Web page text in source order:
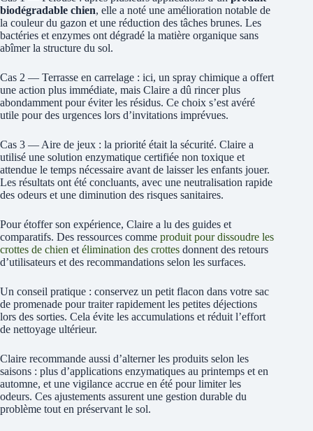
biodégradable chien, elle a noté une amélioration notable de
la couleur du gazon et une réduction des tâches brunes. Les
bactéries et enzymes ont dégradé la matière organique sans
abîmer la structure du sol.
Cas 2 — Terrasse en carrelage : ici, un spray chimique a offert
une action plus immédiate, mais Claire a dû rincer plus
abondamment pour éviter les résidus. Ce choix s’est avéré
utile pour des urgences lors d’invitations imprévues.
Cas 3 — Aire de jeux : la priorité était la sécurité. Claire a
utilisé une solution enzymatique certifiée non toxique et
attendue le temps nécessaire avant de laisser les enfants jouer.
Les résultats ont été concluants, avec une neutralisation rapide
des odeurs et une diminution des risques sanitaires.
Pour étoffer son expérience, Claire a lu des guides et
comparatifs. Des ressources comme produit pour dissoudre les
crottes de chien et élimination des crottes donnent des retours
d’utilisateurs et des recommandations selon les surfaces.
Un conseil pratique : conservez un petit flacon dans votre sac
de promenade pour traiter rapidement les petites déjections
lors des sorties. Cela évite les accumulations et réduit l’effort
de nettoyage ultérieur.
Claire recommande aussi d’alterner les produits selon les
saisons : plus d’applications enzymatiques au printemps et en
automne, et une vigilance accrue en été pour limiter les
odeurs. Ces ajustements assurent une gestion durable du
problème tout en préservant le sol.